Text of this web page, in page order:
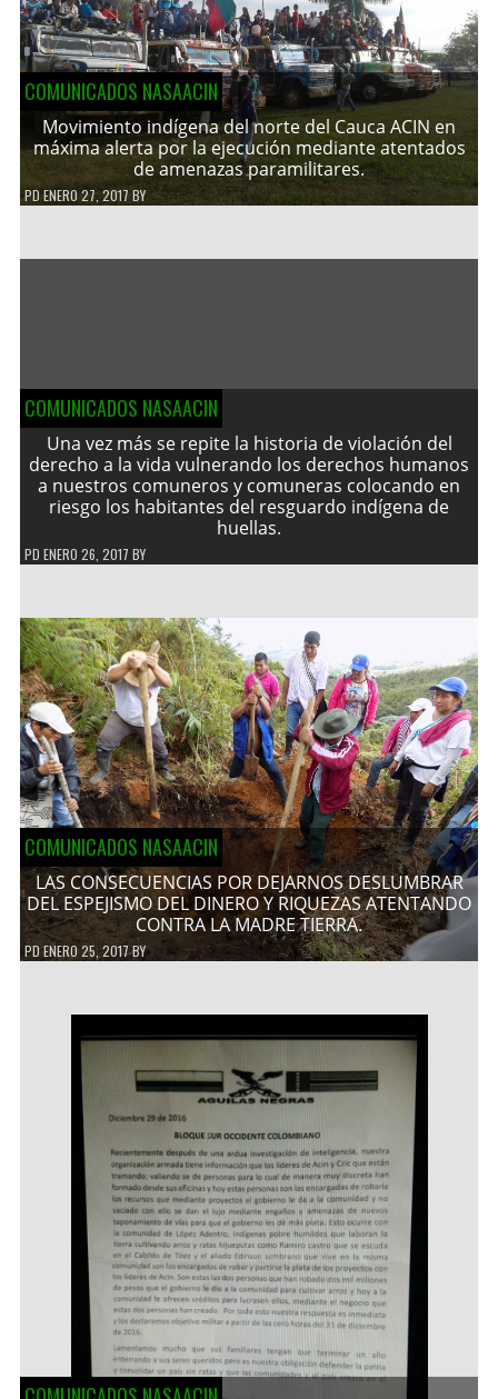
COMUNICADOS NASAACIN
Movimiento indígena del norte del Cauca ACIN en
máxima alerta por la ejecución mediante atentados
de amenazas paramilitares.
PDENERO 27, 2017 BY
COMUNICADOS NASAACIN
Una vez más se repite la historia de violación del
derecho a la vida vulnerando los derechos humanos
a nuestros comuneros y comuneras colocando en
riesgo los habitantes del resguardo indígena de
huellas.
PD ENERO 26, 2017 BY
COMUNICADOS NASAACIN
LAS CONSECUENCIAS POR DEJARNOS DESLUMBRAR
DEL ESPEJISMO DEL DINERO Y RIQUEZAS ATENTANDO
CONTRA LA MADRE TIERRA.
PDENERO 25, 2017BY